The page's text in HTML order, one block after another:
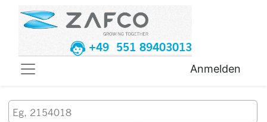
+49 551 89403013
Anmelden